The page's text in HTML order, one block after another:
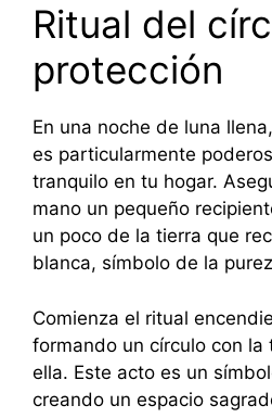
Ritual del
protección
En una noche de luna
es particularmente
tranquilo en tu hogar.
mano un pequeño
un poco de la tierra que
blanca, símbolo de la
Comienza el ritual
formando un círculo con la
ella. Este acto es un
creando un espacio